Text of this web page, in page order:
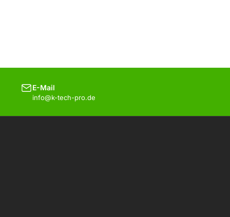
E-Mail
info@k-tech-pro.de